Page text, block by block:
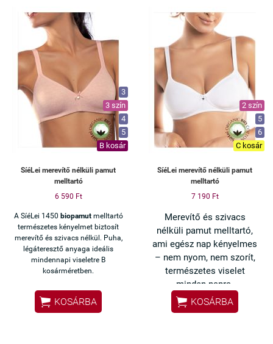
3
3 szín
4
5
B kosár
SíéLei merevítő nélküli pamut
melltartó
6 590 Ft
A SíéLei 1450 biopamutmelltartó
természetes kényelmet biztosít
merevítő és szivacs nélkül. Puha,
légáteresztő anyaga ideális
mindennapi viseletre B
kosárméretben.
 KOSÁRBA
2 szín
5
6
C kosár
SíéLei merevítő nélküli pamut
melltartó
7 190 Ft
Merevítő és szivacs
nélküli pamut melltartó,
ami egész nap kényelmes
– nem nyom, nem szorít,
természetes viselet
minden napra.
✔ Biopamut – bőrbarát,
 KOSÁRBA